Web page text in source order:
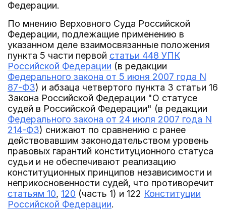
Федерации.
По мнению Верховного Суда Российской
Федерации, подлежащие применению в
указанном деле взаимосвязанные положения
пункта 5 части первой статьи 448 УПК
Российской Федерации (в редакции
Федерального закона от 5 июня 2007 года N
87-ФЗ) и абзаца четвертого пункта 3 статьи 16
Закона Российской Федерации "О статусе
судей в Российской Федерации" (в редакции
Федерального закона от 24 июля 2007 года N
214-ФЗ) снижают по сравнению с ранее
действовавшим законодательством уровень
правовых гарантий конституционного статуса
судьи и не обеспечивают реализацию
конституционных принципов независимости и
неприкосновенности судей, что противоречит
статьям 10, 120 (часть 1) и 122 Конституции
Российской Федерации.